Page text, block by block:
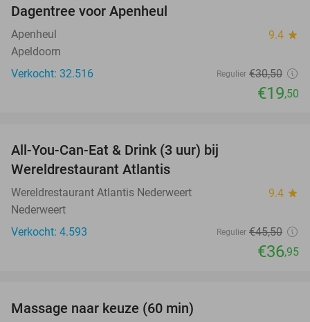
Dagentree voor Apenheul
Apenheul 9.4 star
Apeldoorn
Verkocht: 32.516
Regulier €30,50
€19,50
All-You-Can-Eat & Drink (3 uur) bij
Wereldrestaurant Atlantis
Wereldrestaurant Atlantis Nederweert 9.4 star
Nederweert
Verkocht: 4.593
Regulier €45,50
€36,95
Massage naar keuze (60 min)